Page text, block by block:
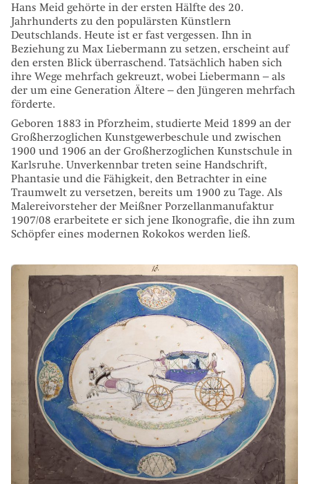
Hans Meid gehörte in der ersten Hälfte des 20.
Jahrhunderts zu den populärsten Künstlern
Deutschlands. Heute ist er fast vergessen. Ihn in
Beziehung zu Max Liebermann zu setzen, erscheint auf
den ersten Blick überraschend. Tatsächlich haben sich
ihre Wege mehrfach gekreuzt, wobei Liebermann – als
der um eine Generation Ältere – den Jüngeren mehrfach
förderte.
Geboren 1883 in Pforzheim, studierte Meid 1899 an der
Großherzoglichen Kunstgewerbeschule und zwischen
1900 und 1906 an der Großherzoglichen Kunstschule in
Karlsruhe. Unverkennbar treten seine Handschrift,
Phantasie und die Fähigkeit, den Betrachter in eine
Traumwelt zu versetzen, bereits um 1900 zu Tage. Als
Malereivorsteher der Meißner Porzellanmanufaktur
1907/08 erarbeitete er sich jene Ikonografie, die ihn zum
Schöpfer eines modernen Rokokos werden ließ.